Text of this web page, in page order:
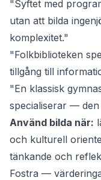
"Syftet med
utan att bilda
komplexitet."
"Folkbiblioteken
tillgång till
"En klassisk
specialiserar —
Använd bilda när:
och kulturell
tänkande och
Fostra —